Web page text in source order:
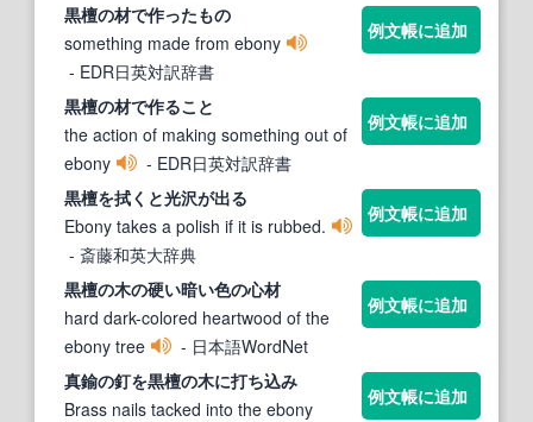
黒檀の材で作ったもの
something made from ebony
- EDR日英対訳辞書
例文帳に追加
黒檀の材で作ること
the action of making something out of
ebony
- EDR日英対訳辞書
例文帳に追加
黒檀を拭くと光沢が出る
Ebony takes a polish if it is rubbed.
- 斎藤和英大辞典
例文帳に追加
黒檀の木の硬い暗い色の心材
hard dark-colored heartwood of the
ebony tree
- 日本語WordNet
例文帳に追加
真鍮の釘を黒檀の木に打ち込み
Brass nails tacked into the ebony
例文帳に追加